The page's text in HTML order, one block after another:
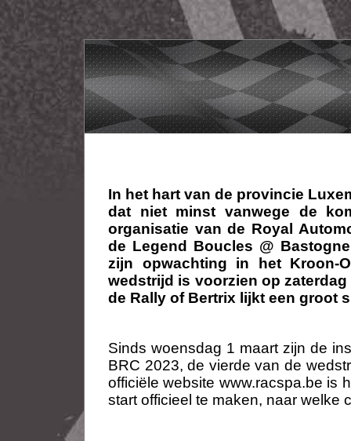
In het hart van de provincie
dat niet minst vanwege de
organisatie van de Royal
de Legend Boucles @
zijn opwachting in het Kroon-
wedstrijd is voorzien op
de Rally of Bertrix lijkt een groot
Sinds woensdag 1 maart zijn de
BRC 2023, de vierde van de
officiële website www.racspa.be is
start officieel te maken, naar welke